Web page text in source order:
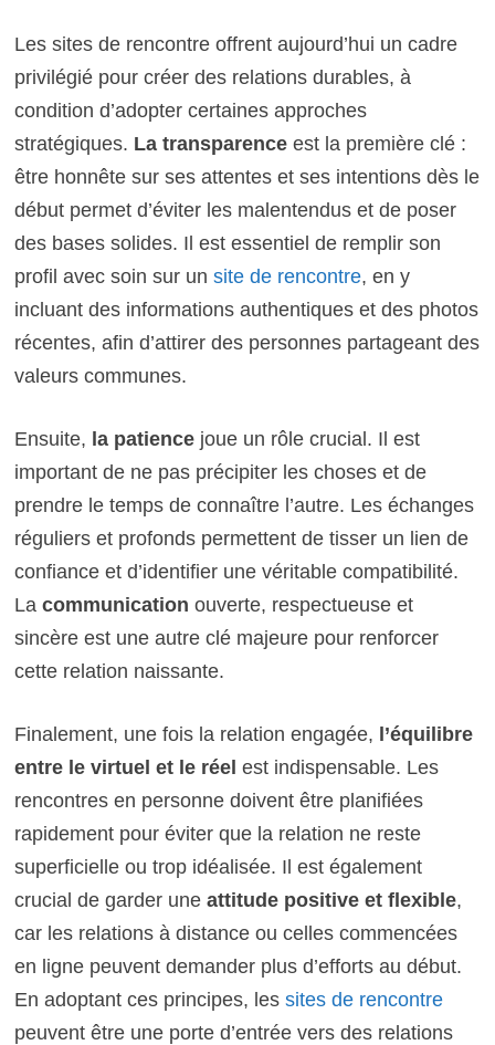
Les sites de rencontre offrent aujourd’hui un cadre
privilégié pour créer des relations durables, à
condition d’adopter certaines approches
stratégiques. La transparenceest la première clé :
être honnête sur ses attentes et ses intentions dès le
début permet d’éviter les malentendus et de poser
des bases solides. Il est essentiel de remplir son
profil avec soin sur un site de rencontre, en y
incluant des informations authentiques et des photos
récentes, afin d’attirer des personnes partageant des
valeurs communes.
Ensuite, la patiencejoue un rôle crucial. Il est
important de ne pas précipiter les choses et de
prendre le temps de connaître l’autre. Les échanges
réguliers et profonds permettent de tisser un lien de
confiance et d’identifier une véritable compatibilité.
La communication ouverte, respectueuse et
sincère est une autre clé majeure pour renforcer
cette relation naissante.
Finalement, une fois la relation engagée, l’équilibre
entre le virtuel et le réel est indispensable. Les
rencontres en personne doivent être planifiées
rapidement pour éviter que la relation ne reste
superficielle ou trop idéalisée. Il est également
crucial de garder une attitude positive et flexible,
car les relations à distance ou celles commencées
en ligne peuvent demander plus d’efforts au début.
En adoptant ces principes, les sites de rencontre
peuvent être une porte d’entrée vers des relations